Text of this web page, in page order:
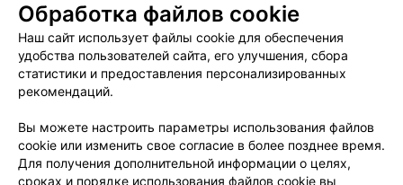
Пользовательское соглашение
Способы оплаты
Вакансии
Партнеры
Написать руководителю 103.by
Обработка персональных данных
Обработка файлов cookie
Наш сайт использует файлы cookie для обеспечения
удобства пользователей сайта, его улучшения, сбора
статистики и предоставления персонализированных
рекомендаций.
Вы можете настроить параметры использования файлов
cookie или изменить свое согласие в более позднее время.
Для получения дополнительной информации о целях,
сроках и порядке использования файлов cookie вы